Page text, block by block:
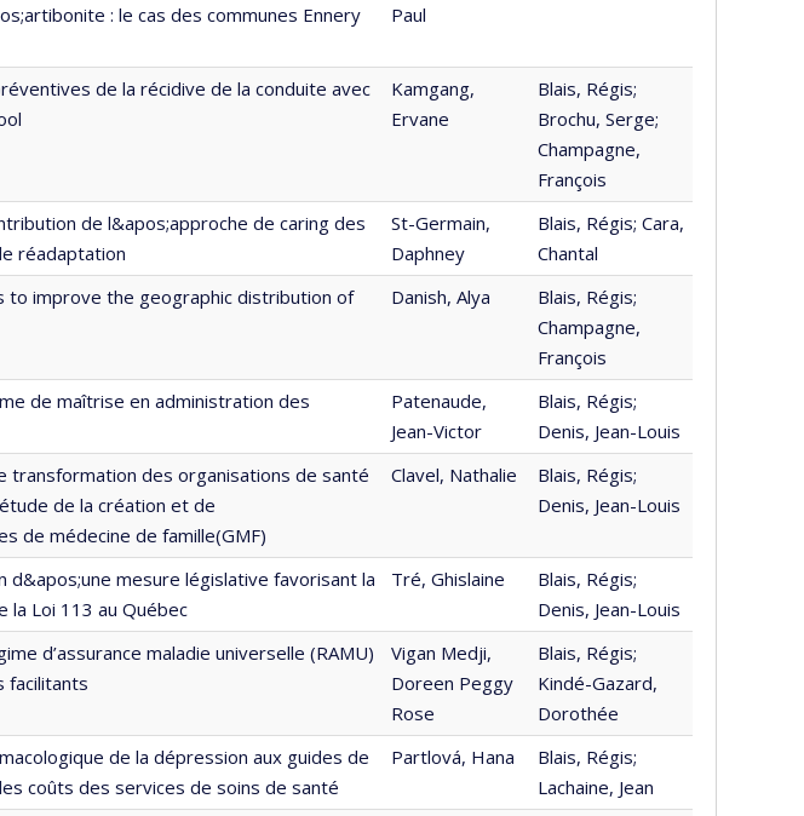
: le cas des communes Ennery
Paul
de la récidive de la conduite avec
Kamgang,
Ervane
Blais, Régis;
Brochu, Serge;
Champagne,
François
de l&apos;approche de caring des
réadaptation
St-Germain,
Daphney
Blais, Régis; Cara,
Chantal
to improve the geographic distribution of
Danish, Alya
Blais, Régis;
Champagne,
François
de maîtrise en administration des
Patenaude,
Jean-Victor
Blais, Régis;
Denis, Jean-Louis
transformation des organisations de santé
de la création et de
de médecine de famille(GMF)
Clavel, Nathalie
Blais, Régis;
Denis, Jean-Louis
d&apos;une mesure législative favorisant la
la Loi 113 au Québec
Tré, Ghislaine
Blais, Régis;
Denis, Jean-Louis
d’assurance maladie universelle (RAMU)
facilitants
Vigan Medji,
Doreen Peggy
Rose
Blais, Régis;
Kindé-Gazard,
Dorothée
de la dépression aux guides de
coûts des services de soins de santé
Partlová, Hana
Blais, Régis;
Lachaine, Jean